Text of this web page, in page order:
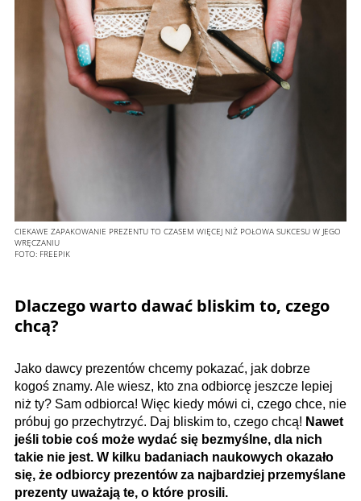
CIEKAWE ZAPAKOWANIE PREZENTU TO CZASEM WIĘCEJ NIŻ POŁOWA SUKCESU W JEGO
WRĘCZANIU
FOTO: FREEPIK
Dlaczego warto dawać bliskim to, czego
chcą?
Jako dawcy prezentów chcemy pokazać, jak dobrze
kogoś znamy. Ale wiesz, kto zna odbiorcę jeszcze lepiej
niż ty? Sam odbiorca! Więc kiedy mówi ci, czego chce, nie
próbuj go przechytrzyć. Daj bliskim to, czego chcą! Nawet
jeśli tobie coś może wydać się bezmyślne, dla nich
takie nie jest. W kilku badaniach naukowych okazało
się, że odbiorcy prezentów za najbardziej przemyślane
prezenty uważają te, o które prosili.